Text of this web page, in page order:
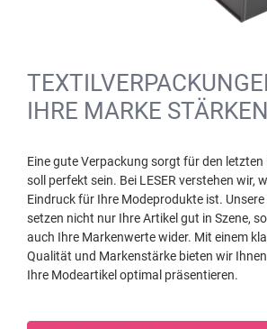
IHRE MARKE STÄRKEN
Eine gute Verpackung sorgt für den letzten
soll perfekt sein. Bei LESER verstehen wir,
Eindruck für Ihre Modeprodukte ist.
setzen nicht nur Ihre Artikel gut in Szene,
auch Ihre Markenwerte wider. Mit einem
Qualität und Markenstärke bieten wir
Ihre Modeartikel optimal präsentieren.